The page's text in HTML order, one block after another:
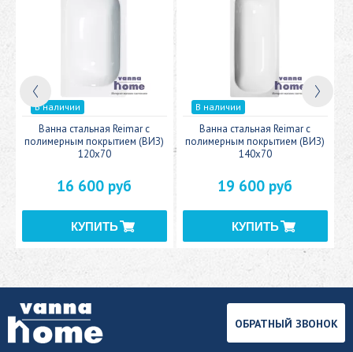
В наличии
Ванна стальная Reimar с
полимерным покрытием (ВИЗ)
120x70
16 600 руб
В наличии
Ванна стальная Reimar с
полимерным покрытием (ВИЗ)
140x70
19 600 руб
ОБРАТНЫЙ ЗВОНОК